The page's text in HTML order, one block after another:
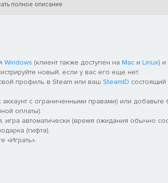
полное описание
Windows (клиент также доступен на Mac и Linux) и
новый, если у вас его еще нет.
профиль в Steam или ваш SteamID состоящий
с ограниченными правами) или добавьте
оплаты).
автоматически (время ожидания обычно
(гифта).
«Играть».